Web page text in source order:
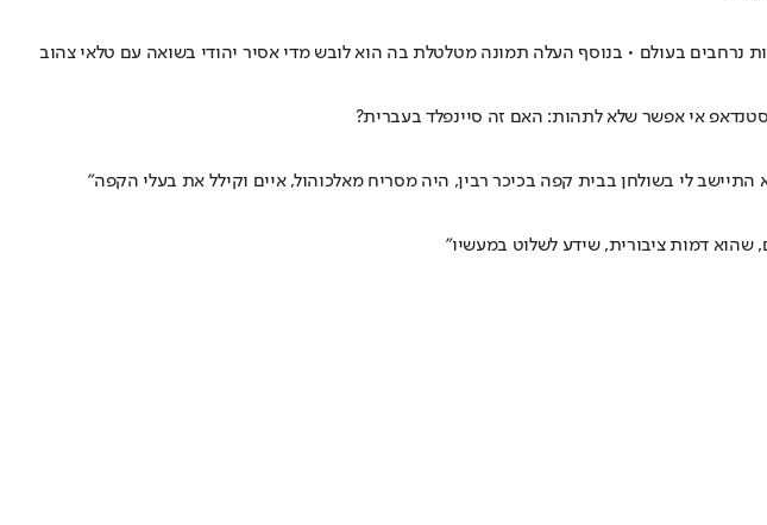
נרחבים בעולם • בנוסף העלה תמונה מטלטלת בה הוא לובש מדי אסיר יהודי בשואה עם טלאי צהוב
אי אפשר שלא לתהות: האם זה סיינפלד בעברית?
לי בשולחן בבית קפה בכיכר רבין, היה מסריח מאלכוהול, איים וקילל את בעלי הקפה"
שהוא דמות ציבורית, שידע לשלוט במעשיו"